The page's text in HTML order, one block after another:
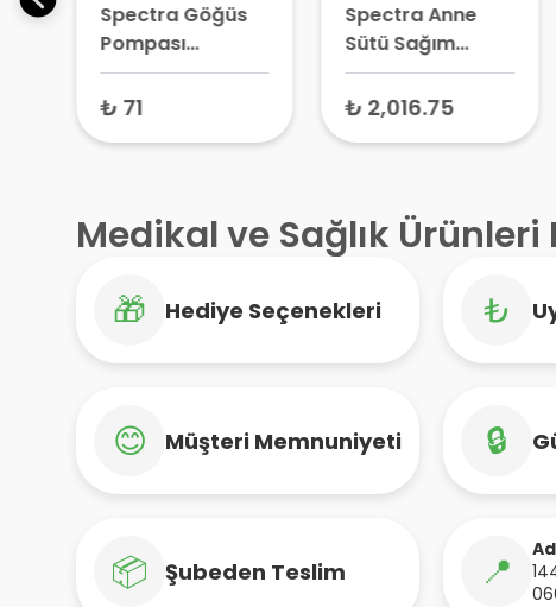
Spectra Göğüs
Pompası
Konnektörü 1
Adet – Süt
₺ 71
Spectra Anne
Sütü Sağım
Pompası Kiti
₺ 2,016.75
Medikal ve Sağlık
🎁 Hediye Seçenekleri ₺
😊 Müşteri Memnuniyeti 🔒
📦 Şubeden Teslim 📍